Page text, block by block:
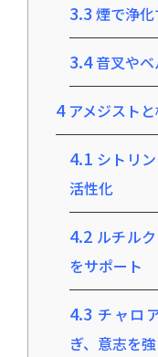
3.3 煙で浄化
3.4音叉やベ
4アメジスト
4.1 シトリ
活性化
4.2 ルチル
をサポート
4.3 チャロ
ぎ、意志を